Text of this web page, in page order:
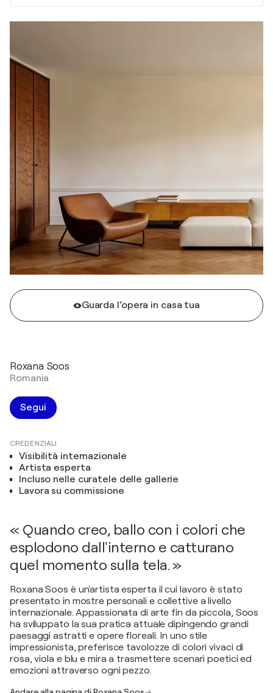
Guarda l’opera in casa tua
Roxana Soos
Romania
Segui
CREDENZIALI
Visibilità internazionale
Artista esperta
Incluso nelle curatele delle gallerie
Lavora su commissione
« Quando creo, ballo con i colori che
esplodono dall'interno e catturano
quel momento sulla tela. »
Roxana Soos è un'artista esperta il cui lavoro è stato
presentato in mostre personali e collettive a livello
internazionale. Appassionata di arte fin da piccola, Soos
ha sviluppato la sua pratica attuale dipingendo grandi
paesaggi astratti e opere floreali. In uno stile
impressionista, preferisce tavolozze di colori vivaci di
rosa, viola e blu e mira a trasmettere scenari poetici ed
emozioni attraverso ogni pezzo.